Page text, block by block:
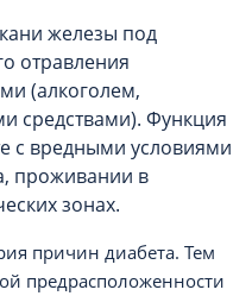
железы под
отравления
(алкоголем,
средствами). Функция
с вредными условиями
проживании в
зонах.
причин диабета. Тем
предрасположенности